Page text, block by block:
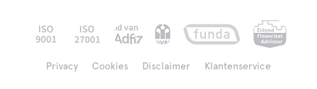
Privacy Cookies Disclaimer Klantenservice